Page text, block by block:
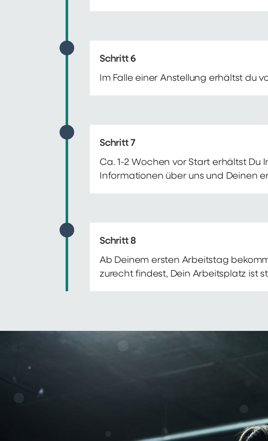
Schritt 6
Im Falle einer Anstellung erhältst du
Schritt 7
Ca. 1-2 Wochen vor Start erhältst
Informationen über uns und Deinen
Schritt 8
Ab Deinem ersten Arbeitstag
zurecht findest, Dein Arbeitsplatz ist